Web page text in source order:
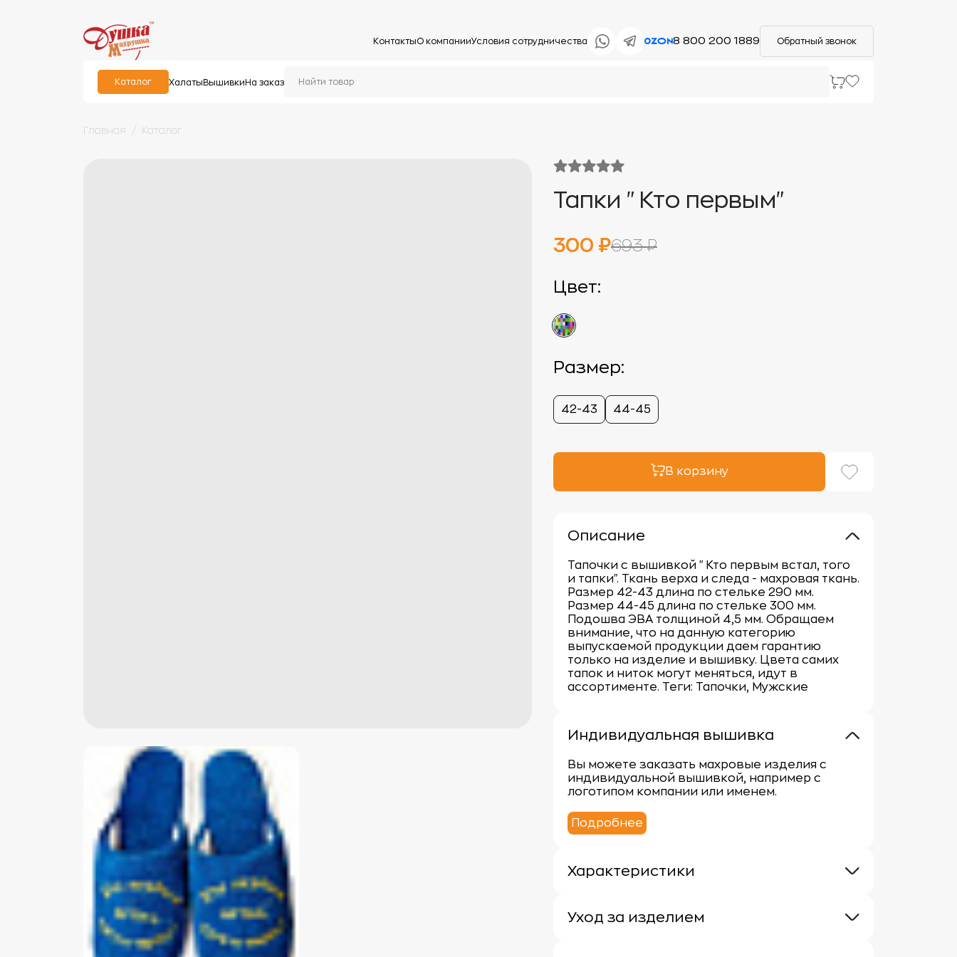
КонтактыО компанииУсловия сотрудничества 8 800 200 1889 Обратный звонок
Каталог Халаты Вышивки На заказ
Главная Каталог
Тапки "Кто первым"
300 ₽693 ₽
Цвет:
Размер:
42-43 44-45
В корзину
Описание
Тапочки с вышивкой "Кто первым встал, того
и тапки". Ткань верха и следа - махровая ткань.
Размер 42-43 длина по стельке 290 мм.
Размер 44-45 длина по стельке 300 мм.
Подошва ЭВА толщиной 4,5 мм. Обращаем
внимание, что на данную категорию
выпускаемой продукции даем гарантию
только на изделие и вышивку. Цвета самих
тапок и ниток могут меняться, идут в
ассортименте. Теги: Тапочки, Мужские
Индивидуальная вышивка
Вы можете заказать махровые изделия с
индивидуальной вышивкой, например с
логотипом компании или именем.
Подробнее
Характеристики
Материал: 100% хлопок
Уход за изделием